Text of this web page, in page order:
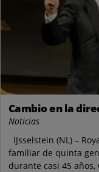
Cambio en la
Noticias
IJsselstein (NL) –
familiar de quinta
durante casi 45 años,